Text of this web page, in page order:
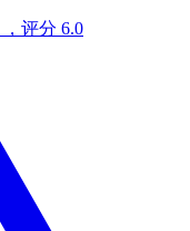
，评分 6.0